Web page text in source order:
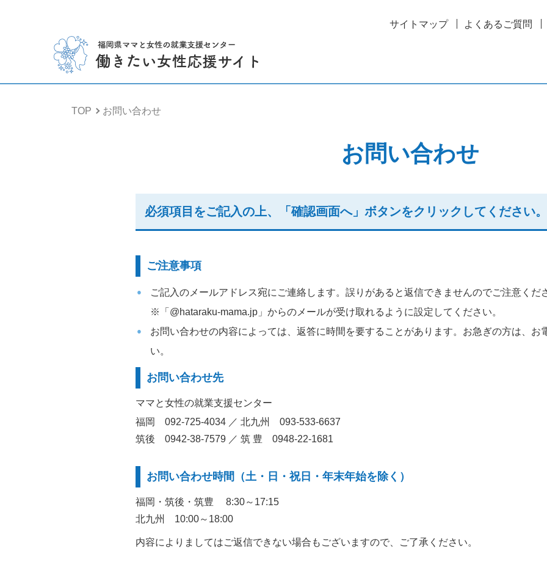
サイトマップ よくあるご質問
TOP お問い合わせ
お問い合わせ
必須項目をご記入の上、「確認画面へ」ボタンをクリックしてください。
ご注意事項
ご記入のメールアドレス宛にご連絡します。誤りがあると返信できませんのでご注意くだ
※「@hataraku-mama.jp」からのメールが受け取れるように設定してください。
お問い合わせの内容によっては、返答に時間を要することがあります。お急ぎの方は、お
い。
お問い合わせ先
ママと女性の就業支援センター
福岡 092-725-4034 ／ 北九州 093-533-6637
筑後 0942-38-7579 ／ 筑 豊 0948-22-1681
お問い合わせ時間（土・日・祝日・年末年始を除く）
福岡・筑後・筑豊 8:30～17:15
北九州 10:00～18:00
内容によりましてはご返信できない場合もございますので、ご了承ください。